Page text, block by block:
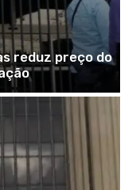
reduz preço do